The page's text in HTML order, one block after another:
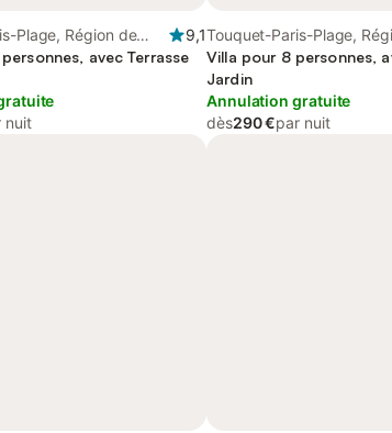
Plage, Région de
9,1
avec Terrasse
nuit
Touquet-Paris-Plage,
Montreuil
Villa pour 8 personnes,
Jardin
Annulation gratuite
dès290 €par nuit